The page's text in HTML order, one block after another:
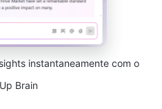
instantaneamente com o
Brain